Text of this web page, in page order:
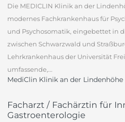
Die MEDICLIN Klinik an der
modernes Fachkrankenhaus für
und Psychosomatik, eingebettet in
zwischen Schwarzwald und
Lehrkrankenhaus der Universität
umfassende,...
MediClin Klinik an der Lindenhöhe
Facharzt / Fachärztin für
Gastroenterologie